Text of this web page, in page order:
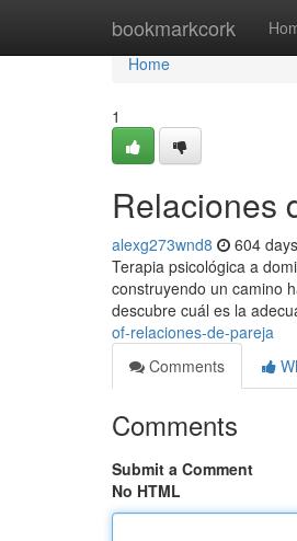
bookmarkcork
Home
Home
1
Relaciones
alexg273wnd8 604
Terapia psicológica a
construyendo un camino
descubre cuál es la
of-relaciones-de-pareja
Comments
Comments
Submit a Comment
No HTML